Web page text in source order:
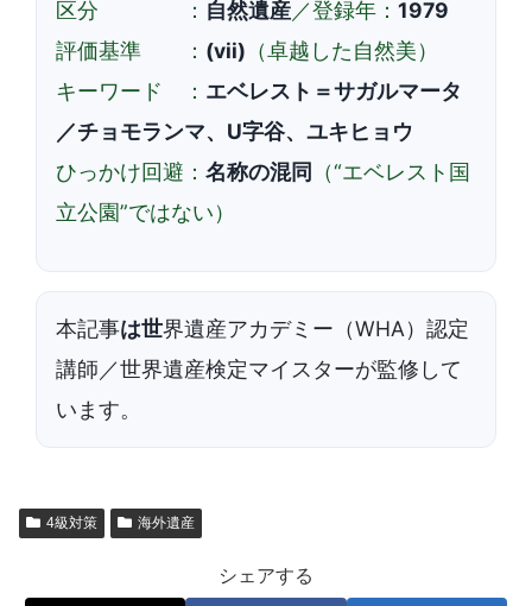
区分 ： 自然遺産／登録年： 1979
評価基準 ： (vii) （卓越した自然美）
キーワード ： エベレスト＝サガルマータ
／チョモランマ、U字谷、ユキヒョウ
ひっかけ回避： 名称の混同
（“エベレスト国
立公園”ではない）
本記事は世界遺産アカデミー（WHA）認定
講師／世界遺産検定マイスターが監修して
います。
4級対策 海外遺産
シェアする